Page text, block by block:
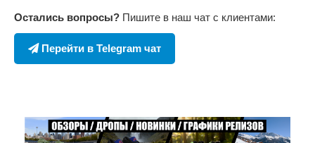
Остались вопросы? Пишите в наш чат с клиентами:
Перейти в Telegram чат